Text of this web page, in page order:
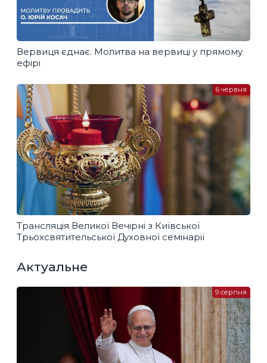
Вервиця єднає. Молитва на вервиці у прямому
ефірі
Трансляція Великої Вечірні з Київської
Трьохсвятительської Духовної семінарії
6 червня
Актуальне
9 серпня